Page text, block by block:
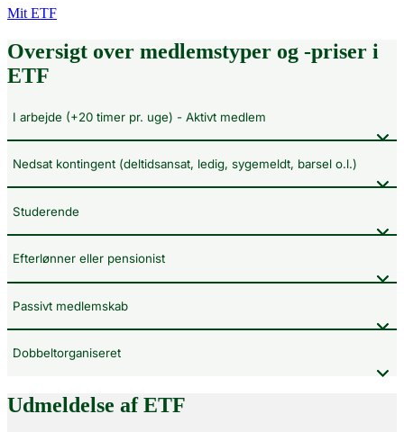
Mit ETF
Oversigt over medlemstyper og -priser i
ETF
I arbejde (+20 timer pr. uge) - Aktivt medlem
Nedsat kontingent (deltidsansat, ledig, sygemeldt, barsel o.l.)
Studerende
Efterlønner eller pensionist
Passivt medlemskab
Dobbeltorganiseret
Udmeldelse af ETF